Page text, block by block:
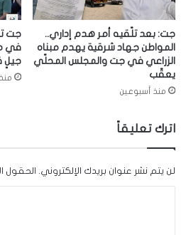
جت: بعد تلّقيه أمر هدم إداري..
المواطن جهاد شرقية يهدم مبناه
الزراعي في جت والمجلس المحلّي
يعقّب
منذ أسبوعين
جت
في
جيلٍ
اترك تعليقاً
لن يتم نشر عنوان بريدك الإلكتروني. الحقول